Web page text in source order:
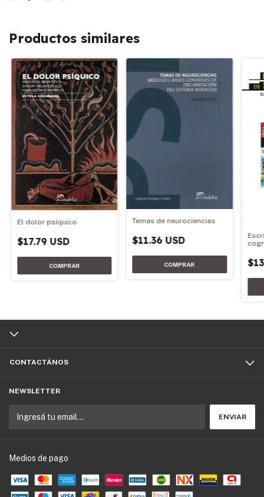
Productos similares
El dolor psíquico
$17.79 USD
Temas de neurociencias
$11.36 USD
CONTACTÁNOS
NEWSLETTER
Medios de pago